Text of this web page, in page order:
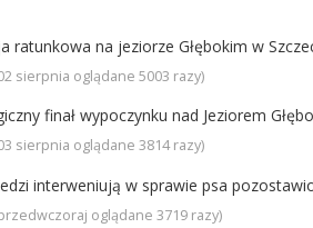
ratunkowa na jeziorze Głębokim w
sierpnia oglądane 5003 razy)
finał wypoczynku nad Jeziorem
sierpnia oglądane 3814 razy)
interweniują w sprawie psa
oglądane 3719 razy)